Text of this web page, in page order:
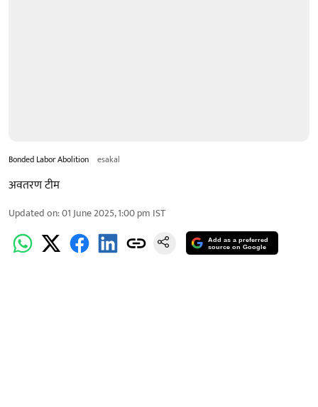
Bonded Labor Abolition esakal
अवतरण टीम
Updated on:01 June 2025, 1:00 pm IST
Add as a preferred
source on Google